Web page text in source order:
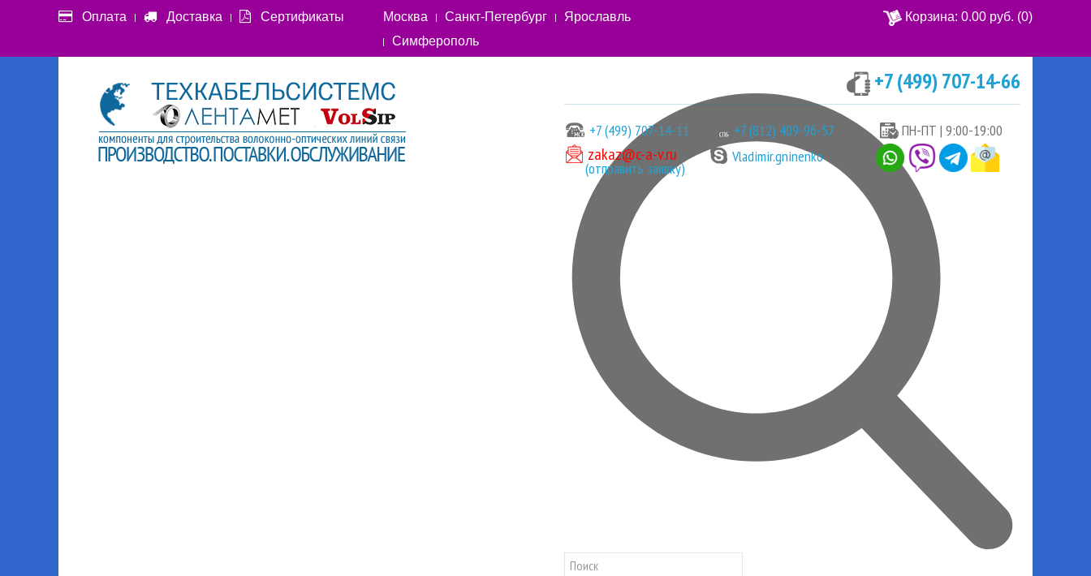
Оплата Доставка Сертификаты Москва Санкт-Петербург
Ярославль
Симферополь
Корзина: 0.00 руб. (0)
+7 (499) 707-14-66
+7 (499) 707-14-11 +7 (812) 409-96-57 ПН-ПТ | 9:00-19:00
zakaz@c-a-v.ru
(отправить заявку)
Vladimir.gninenko